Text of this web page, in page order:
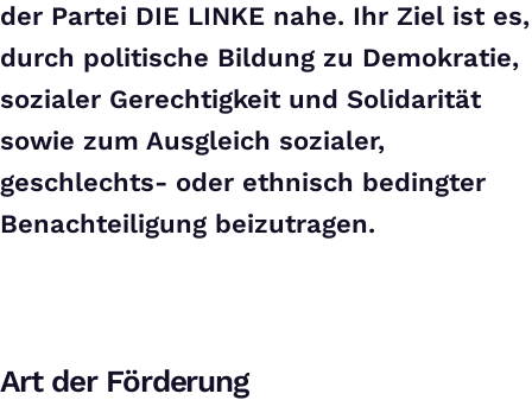
der Partei DIE LINKE nahe. Ihr Ziel ist es,
durch politische Bildung zu Demokratie,
sozialer Gerechtigkeit und Solidarität
sowie zum Ausgleich sozialer,
geschlechts- oder ethnisch bedingter
Benachteiligung beizutragen.
Art der Förderung